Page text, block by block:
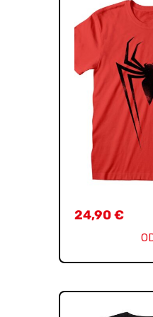
24,90€